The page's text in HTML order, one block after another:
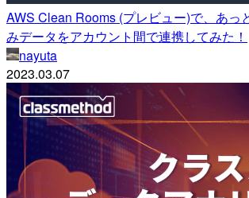
AWS Clean Rooms (プレビュー)で、あっ
みデータをアカウント間で連携してみた！
nayuta
2023.03.07